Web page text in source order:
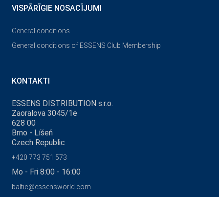
VISPĀRĪGIE NOSACĪJUMI
General conditions
General conditions of ESSENS Club Membership
KONTAKTI
ESSENS DISTRIBUTION s.r.o.
Zaoralova 3045/1e
628 00
Brno - Líšeň
Czech Republic
+420 773 751 573
Mo - Fri 8:00 - 16:00
baltic@essensworld.com